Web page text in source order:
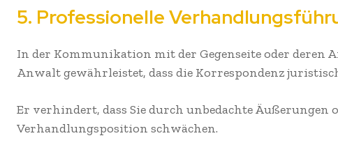
5. Professionelle
In der Kommunikation mit der Gegenseite oder deren
Anwalt gewährleistet, dass die Korrespondenz
Er verhindert, dass Sie durch unbedachte Äußerungen
Verhandlungsposition schwächen.